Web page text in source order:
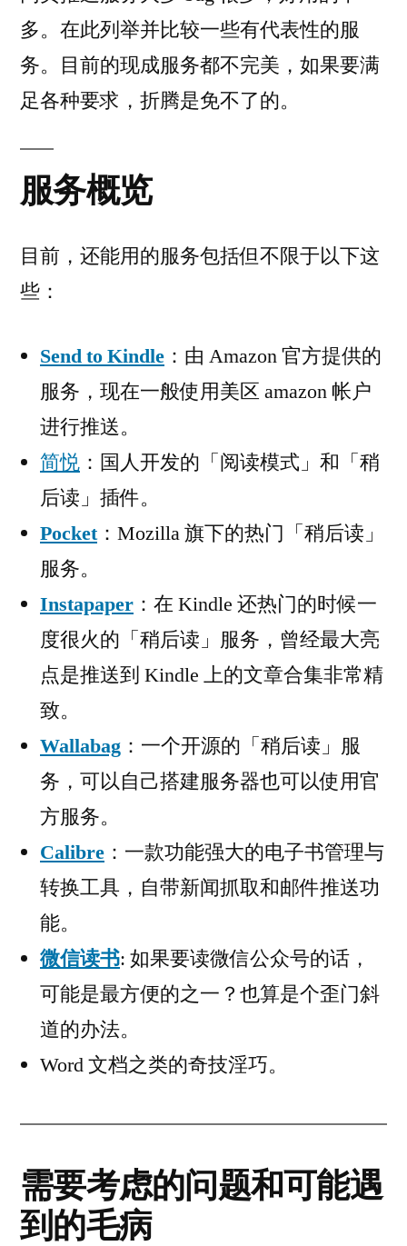
多。在此列举并比较一些有代表性的服
务。目前的现成服务都不完美，如果要满
足各种要求，折腾是免不了的。
服务概览
目前，还能用的服务包括但不限于以下这
些：
Send to Kindle ：由 Amazon 官方提供的
服务，现在一般使用美区 amazon 帐户
进行推送。
简悦 ：国人开发的「阅读模式」和「稍
后读」插件。
Pocket：Mozilla 旗下的热门「稍后读」
服务。
Instapaper ：在 Kindle 还热门的时候一
度很火的「稍后读」服务，曾经最大亮
点是推送到 Kindle 上的文章合集非常精
致。
Wallabag ：一个开源的「稍后读」服
务，可以自己搭建服务器也可以使用官
方服务。
Calibre ：一款功能强大的电子书管理与
转换工具，自带新闻抓取和邮件推送功
能。
微信读书: 如果要读微信公众号的话，
可能是最方便的之一？也算是个歪门斜
道的办法。
Word 文档之类的奇技淫巧。
需要考虑的问题和可能遇
到的毛病